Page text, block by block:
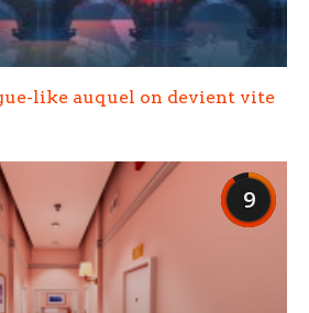
like auquel on devient vite
9